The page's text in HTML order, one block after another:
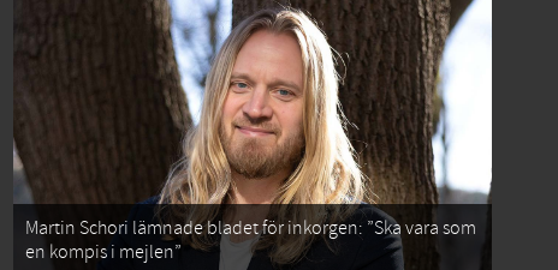
Martin Schori lämnade bladet för inkorgen: ”Ska vara som
en kompis i mejlen”